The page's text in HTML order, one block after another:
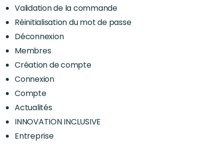
Validation de la commande
Réinitialisation du mot de passe
Déconnexion
Membres
Création de compte
Connexion
Compte
Actualités
INNOVATION INCLUSIVE
Entreprise